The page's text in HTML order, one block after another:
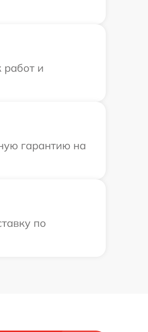
работ и
гарантию на
по